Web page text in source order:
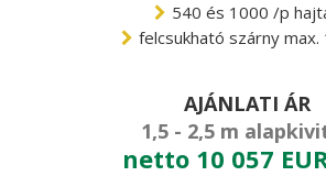
540 és 1000 /p
felcsukható szárny max.
AJÁNLATI ÁR
1,5 - 2,5 m
netto 10 057